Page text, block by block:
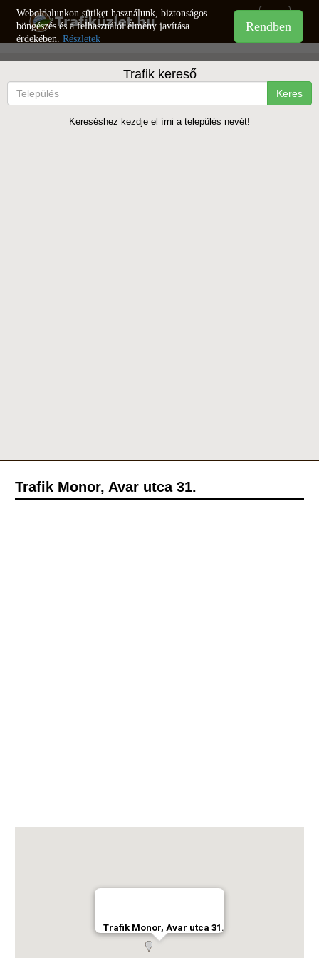
Weboldalunkon sütiket használunk, biztonságos
böngészés és a felhasználói élmény javítása
érdekében. Részletek
navigation
Trafik kereső
Keres
Kereséshez kezdje el írni a település nevét!
Trafik Monor, Avar utca 31.
Trafik Monor, Avar utca 31.